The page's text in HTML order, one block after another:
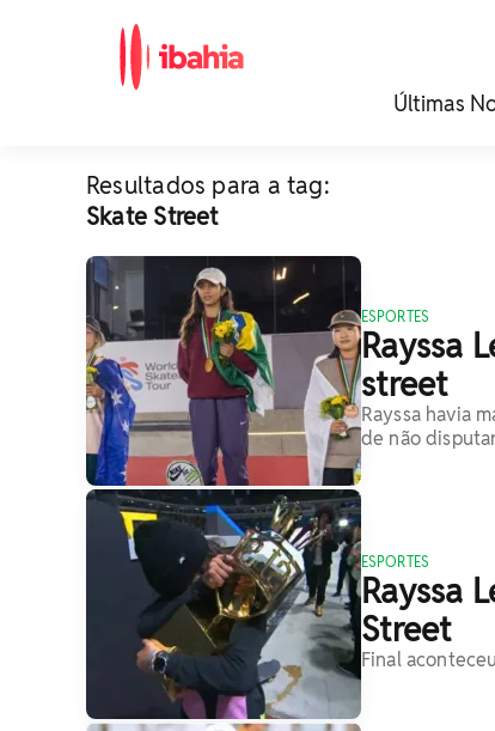
Últimas
Resultados para a tag:
Skate Street
ESPORTES
Rayssa
street
Rayssa havia
de não
ESPORTES
Rayssa
Street
Final